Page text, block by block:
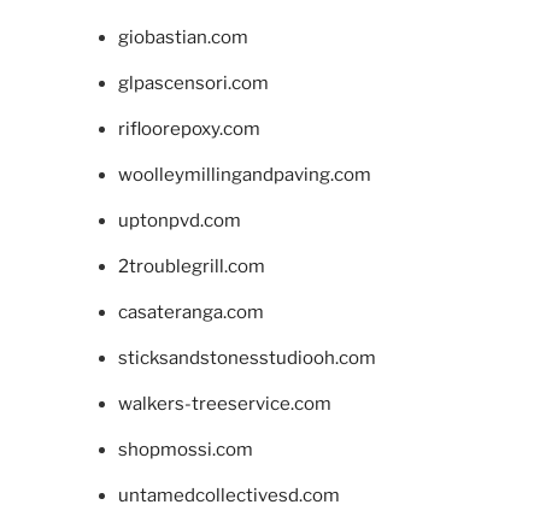
giobastian.com
glpascensori.com
rifloorepoxy.com
woolleymillingandpaving.com
uptonpvd.com
2troublegrill.com
casateranga.com
sticksandstonesstudiooh.com
walkers-treeservice.com
shopmossi.com
untamedcollectivesd.com